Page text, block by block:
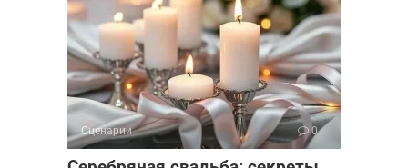
Сценарии 0